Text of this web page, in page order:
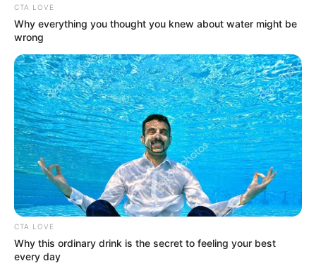
CTA LOVE
Why everything you thought you knew about water might be
wrong
CTA LOVE
Why this ordinary drink is the secret to feeling your best
every day